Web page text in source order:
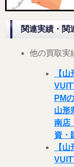
関連実績・関
他の買取実
【
PM
山形
南店
資・
【